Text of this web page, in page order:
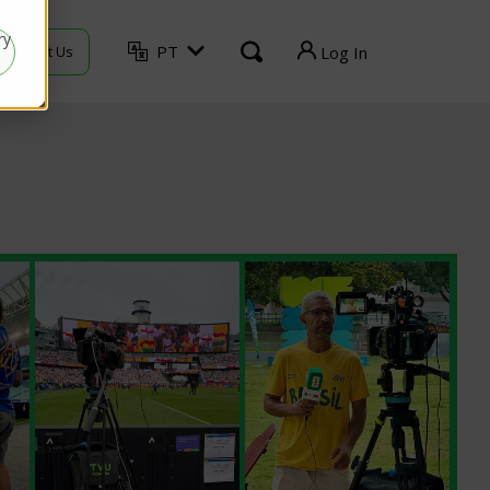
Contact Us PT Log In
TVU Search
TVU Partyline
TVU Command Center
TVU Home
Log out